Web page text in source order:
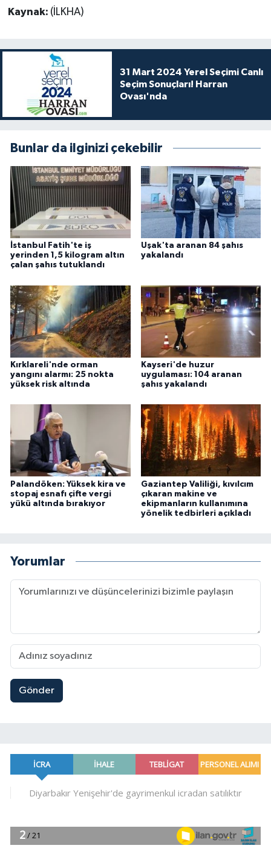
Kaynak: (İLKHA)
31 Mart 2024 Yerel Seçimi Canlı
Seçim Sonuçları! Harran
Ovası'nda
Bunlar da ilginizi çekebilir
İstanbul Fatih'te iş
yerinden 1,5 kilogram altın
çalan şahıs tutuklandı
Uşak'ta aranan 84 şahıs
yakalandı
Kırklareli'nde orman
yangını alarmı: 25 nokta
yüksek risk altında
Kayseri'de huzur
uygulaması: 104 aranan
şahıs yakalandı
Palandöken: Yüksek kira ve
stopaj esnafı çifte vergi
yükü altında bırakıyor
Gaziantep Valiliği, kıvılcım
çıkaran makine ve
ekipmanların kullanımına
yönelik tedbirleri açıkladı
Yorumlar
Gönder